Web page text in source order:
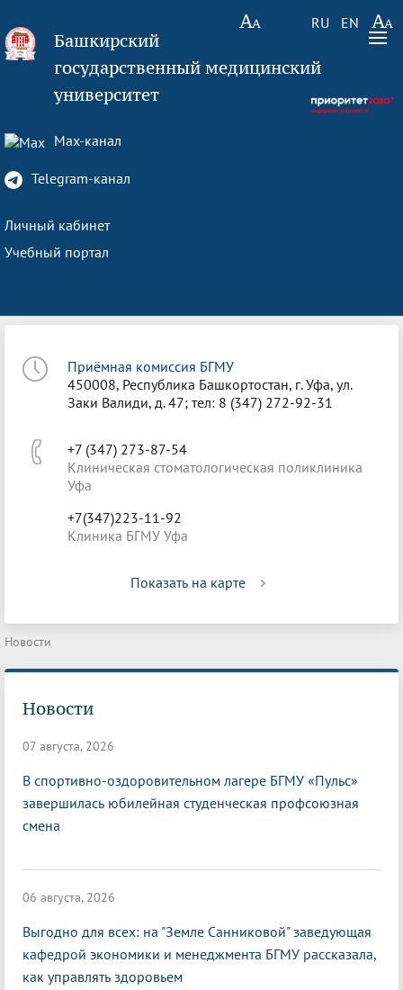
RU EN
Башкирский
государственный медицинский
университет
Max-канал
Telegram-канал
Личный кабинет
Учебный портал
Приёмная комиссия БГМУ
450008, Республика Башкортостан, г. Уфа, ул.
Заки Валиди, д. 47; тел: 8 (347) 272-92-31
+7 (347) 273-87-54
Клиническая стоматологическая поликлиника
Уфа
+7(347)223-11-92
Клиника БГМУ Уфа
Показать на карте
Новости
Новости
07 августа, 2026
В спортивно-оздоровительном лагере БГМУ «Пульс»
завершилась юбилейная студенческая профсоюзная
смена
06 августа, 2026
Выгодно для всех: на "Земле Санниковой" заведующая
кафедрой экономики и менеджмента БГМУ рассказала,
как управлять здоровьем